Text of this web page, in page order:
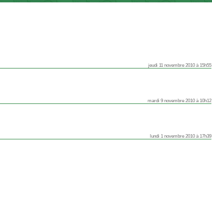
jeudi 11 novembre 2010 à 15h55
mardi 9 novembre 2010 à 10h12
lundi 1 novembre 2010 à 17h39